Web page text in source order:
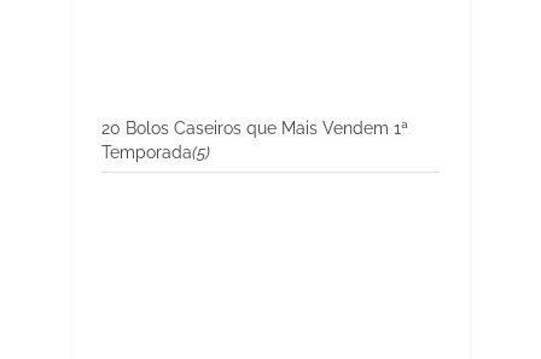
20 Bolos Caseiros que Mais Vendem 1ª
Temporada(5)